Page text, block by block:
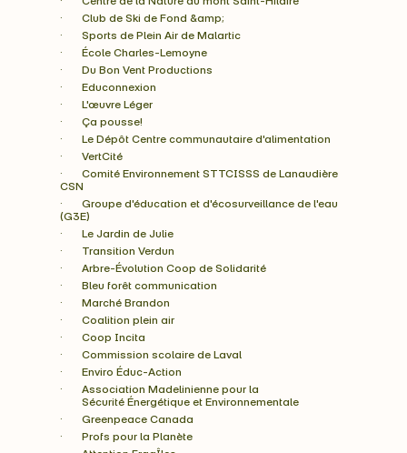
·       Club de Ski de Fond &amp;
·       Sports de Plein Air de Malartic
·       École Charles-Lemoyne
·       Du Bon Vent Productions
·       Educonnexion
·       L'œuvre Léger
·       Ça pousse!
·       Le Dépôt Centre communautaire d'alimentation
·       VertCité
·       Comité Environnement STTCISSS de Lanaudière
CSN
·       Groupe d'éducation et d'écosurveillance de l'eau
(G3E)
·       Le Jardin de Julie
·       Transition Verdun
·       Arbre-Évolution Coop de Solidarité
·       Bleu forêt communication
·       Marché Brandon
·       Coalition plein air
·       Coop Incita
·       Commission scolaire de Laval
·       Enviro Éduc-Action
·       Association Madelinienne pour la
        Sécurité Énergétique et Environnementale
·       Greenpeace Canada
·       Profs pour la Planète